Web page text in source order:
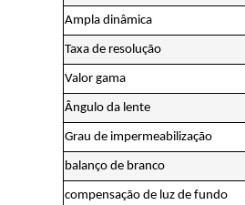
Ampla dinâmica
Taxa de resolução
Valor gama
Ângulo da lente
Grau de impermeabilização
balanço de branco
compensação de luz de fundo